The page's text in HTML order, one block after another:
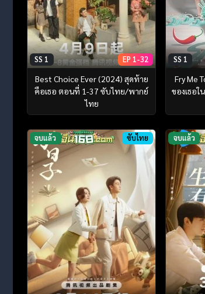
SS 1 EP 1-32
Best Choice Ever (2024) สุดท้าย
คือเธอ ตอนที่ 1-37 ซับไทย/พากย์
ไทย
SS 1
Fry Me
ของเธอ
จบแล้ว ซับไทย จบแล้ว